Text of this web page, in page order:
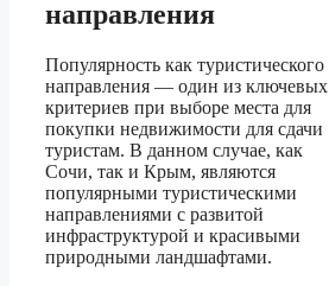
направления
Популярность как туристического
направления — один из ключевых
критериев при выборе места для
покупки недвижимости для сдачи
туристам. В данном случае, как
Сочи, так и Крым, являются
популярными туристическими
направлениями с развитой
инфраструктурой и красивыми
природными ландшафтами.